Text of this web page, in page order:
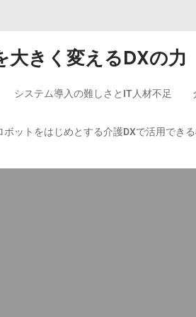
大きく変えるDXの力
システム導入の難しさとIT人材不足
ボットをはじめとする介護DXで活用でき